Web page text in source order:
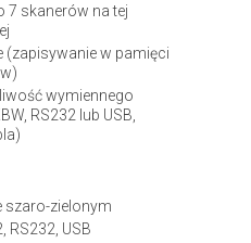
7 skanerów na tej
(zapisywanie w pamięci
wymiennego
RS232 lub USB,
szaro-zielonym
RS232, USB